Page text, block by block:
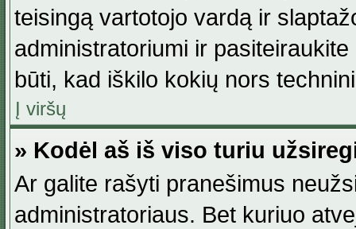
teisingą vartotojo vardą ir
administratoriumi ir
būti, kad iškilo kokių nors
Į viršų
» Kodėl aš iš viso turiu
Ar galite rašyti pranešimus
administratoriaus. Bet kuriuo